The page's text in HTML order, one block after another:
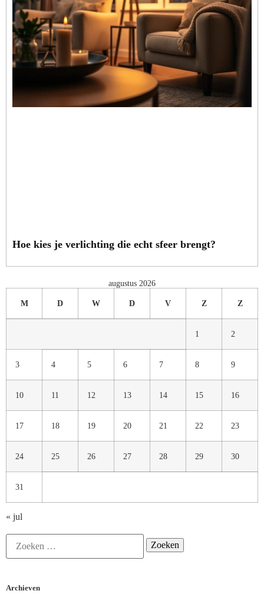
Hoe kies je verlichting die echt sfeer brengt?
augustus 2026
M D W D V Z Z
1 2
3 4 5 6 7 8 9
10 11 12 13 14 15 16
17 18 19 20 21 22 23
24 25 26 27 28 29 30
31
« jul
Archieven